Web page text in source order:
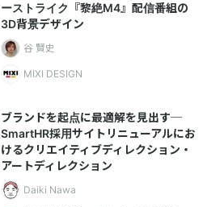
ーストライク『黎絶M4』配信番組の
3D背景デザイン
谷 賢史
MIXI DESIGN
ブランドを起点に最適解を見出す─
SmartHR採用サイトリニューアルにお
けるクリエイティブディレクション・
アートディレクション
Daiki Nawa